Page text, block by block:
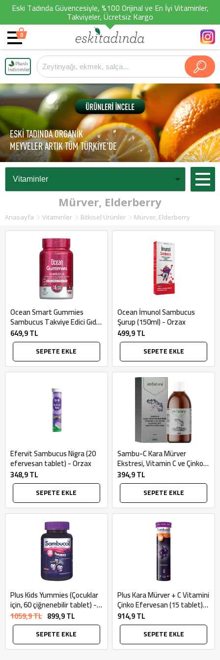
Eski Tadında Güvencesiyle, %100 Orijinal ve En İyi Vitaminler,
Takviyeler, Ücretsiz Kargo
0
Planlı
İndirimler
ESKİ TADINDA ORGANİK
MEYVELER ARTIK TÜM TÜRKİYE'DE
Mürver, Elderberry
Anasayfa Vitaminler Bitkisel Ürünler Mürver, Elderberry
Ocean Smart Gummies
Sambucus Takviye Edici Gıda
(60 adet) - Orzax
649,9 TL
SEPETE EKLE
Ocean İmunol Sambucus
Şurup (150ml) - Orzax
499,9 TL
SEPETE EKLE
Efervit Sambucus Nigra (20
efervesan tablet) - Orzax
348,9 TL
SEPETE EKLE
Sambu-C Kara Mürver
Ekstresi, Vitamin C ve Çinko
Sıvı Takviye Edici Gıda
(Şekersiz, 150ml) - Venatura
394,9 TL
SEPETE EKLE
Plus Kids Yummies (Çocuklar
için, 60 çiğnenebilir tablet) -
Sambucol
1059,9 TL 899,9 TL
SEPETE EKLE
Plus Kara Mürver + C Vitamini
Çinko Efervesan (15 tablet) -
Sambucol
914,9 TL
SEPETE EKLE